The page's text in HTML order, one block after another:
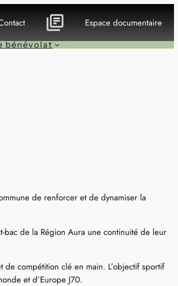
Espace documentaire
bénévolat
de renforcer et de dynamiser la
de la Région Aura une continuité de leur
compétition clé en main. L’objectif sportif
et d’Europe J70.